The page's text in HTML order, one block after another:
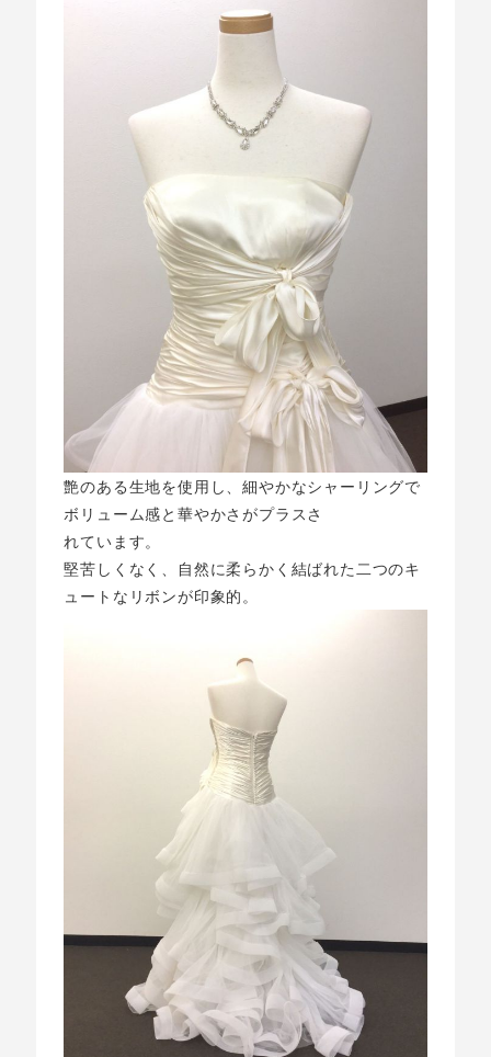
艶のある生地を使用し、細やかなシャーリングで
ボリューム感と華やかさがプラスさ
れています。
堅苦しくなく、自然に柔らかく結ばれた二つのキ
ュートなリボンが印象的。